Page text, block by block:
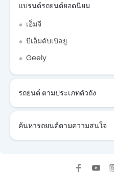
แบรนด์รถยนต์ยอดนิยม
เอ็มจี
บีเอ็มดับเบิลยู
Geely
รถยนต์ ตามประเภทตัวถัง
ค้นหารถยนต์ตามความสนใจ